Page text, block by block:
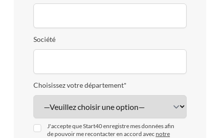
Société
Choisissez votre département*
J'accepte que Start40 enregistre mes données afin
de pouvoir me recontacter en accord avec notre